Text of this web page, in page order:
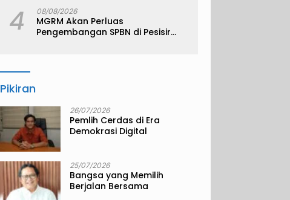
4 08/08/2026
MGRM Akan Perluas
Pengembangan SPBN di Pesisir
Pikiran
26/07/2026
Pemlih Cerdas di Era
Demokrasi Digital
25/07/2026
Bangsa yang Memilih
Berjalan Bersama